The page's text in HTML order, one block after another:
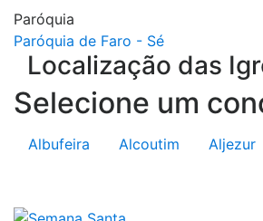
Paróquia
Paróquia de Faro - Sé
Localização das
Selecione um
Albufeira Alcoutim Aljezur